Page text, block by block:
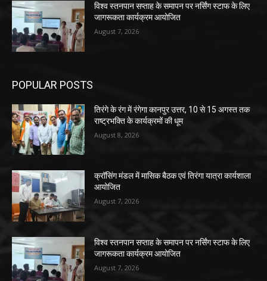
विश्व स्तनपान सप्ताह के समापन पर नर्सिंग स्टाफ के लिए
जागरूकता कार्यक्रम आयोजित
August 7, 2026
POPULAR POSTS
तिरंगे के रंग में रंगेगा कानपुर उत्तर, 10 से 15 अगस्त तक
राष्ट्रभक्ति के कार्यक्रमों की धूम
August 8, 2026
क्रॉसिंग मंडल में मासिक बैठक एवं तिरंगा यात्रा कार्यशाला
आयोजित
August 7, 2026
विश्व स्तनपान सप्ताह के समापन पर नर्सिंग स्टाफ के लिए
जागरूकता कार्यक्रम आयोजित
August 7, 2026